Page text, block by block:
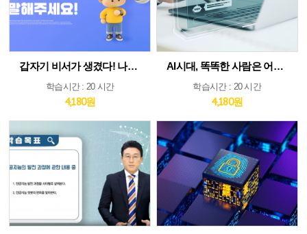
갑자기 비서가 생겼다! 나만의 AI인턴 활용법
학습시간 : 20 시간
4,180원
AI시대, 똑똑한 사람은 어떻게 생각하고 질문하는가
학습시간 : 20 시간
4,180원